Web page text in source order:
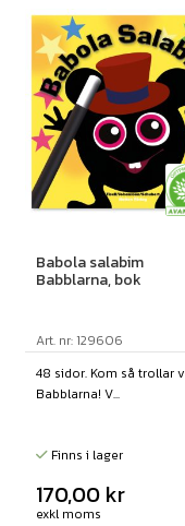
Babola salabim
Babblarna, bok
Art. nr: 129606
48 sidor. Kom så trollar
Babblarna! V...
Finns i lager
170,00 kr
exkl moms